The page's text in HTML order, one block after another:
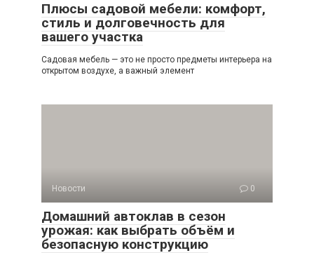
Плюсы садовой мебели: комфорт,
стиль и долговечность для
вашего участка
Садовая мебель — это не просто предметы интерьера на
открытом воздухе, а важный элемент
Новости 0
Домашний автоклав в сезон
урожая: как выбрать объём и
безопасную конструкцию